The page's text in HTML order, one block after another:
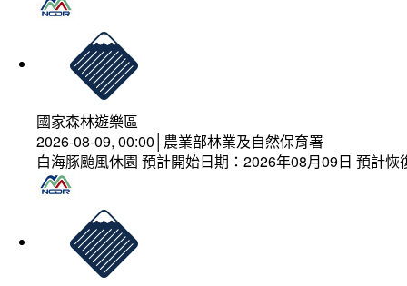
國家森林遊樂區
2026-08-09, 00:00│農業部林業及自然保育署
白海豚颱風休園 預計開始日期：2026年08月09日 預計